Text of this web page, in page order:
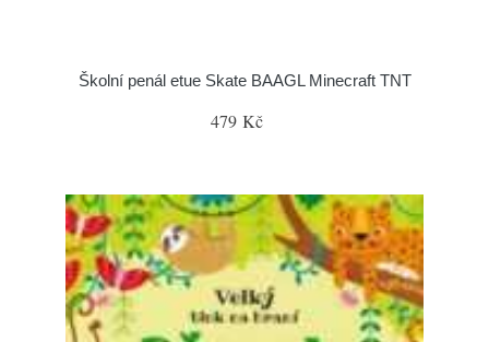
Školní penál etue Skate BAAGL Minecraft TNT
479 Kč